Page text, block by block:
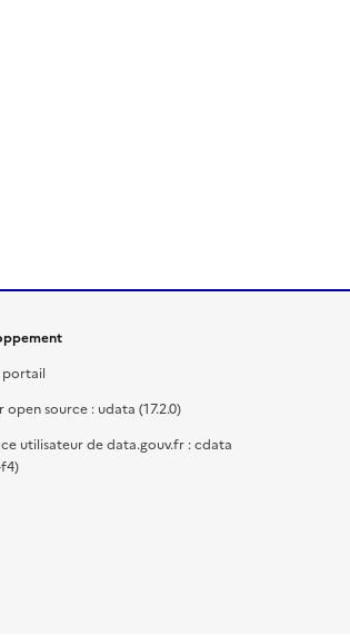
portail
open source : udata (17.2.0)
utilisateur de data.gouv.fr : cdata